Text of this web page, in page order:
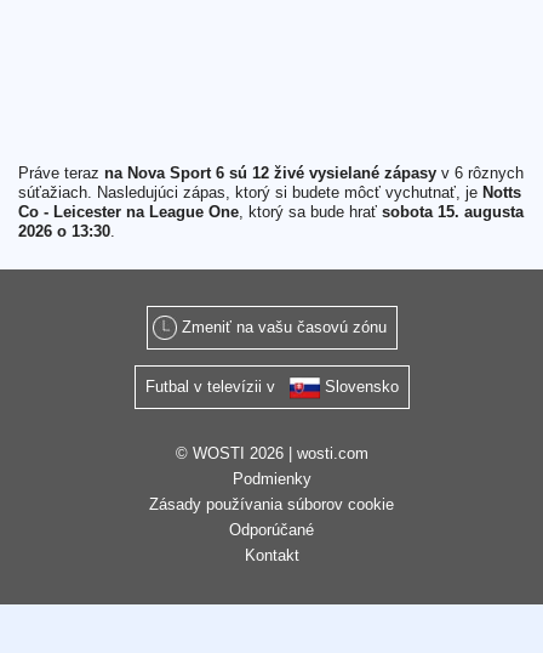
Práve teraz na Nova Sport 6 sú 12 živé vysielané zápasy v 6 rôznych
súťažiach. Nasledujúci zápas, ktorý si budete môcť vychutnať, je Notts
Co - Leicester na League One, ktorý sa bude hrať sobota 15. augusta
2026 o 13:30.
Zmeniť na vašu časovú zónu
Futbal v televízii v Slovensko
© WOSTI 2026 | wosti.com
Podmienky
Zásady používania súborov cookie
Odporúčané
Kontakt